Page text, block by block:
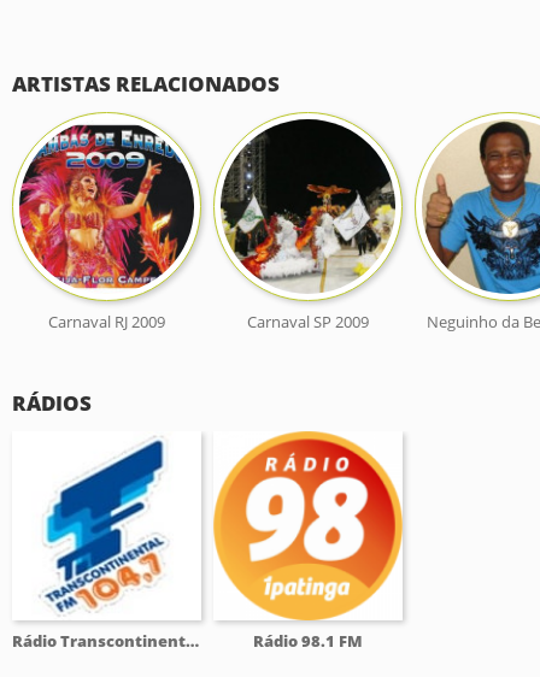
ARTISTAS RELACIONADOS
Carnaval RJ 2009 Carnaval SP 2009 Neguinho da
RÁDIOS
Rádio Transcontinental 104.7 FM Rádio 98.1 FM